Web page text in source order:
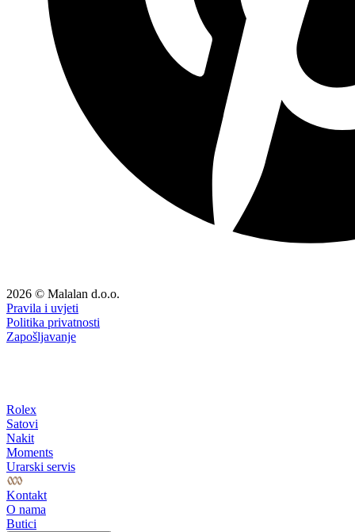
2026 © Malalan d.o.o.
Pravila i uvjeti
Politika privatnosti
Zapošljavanje
Rolex
Satovi
Nakit
Moments
Urarski servis
Kontakt
O nama
Butici